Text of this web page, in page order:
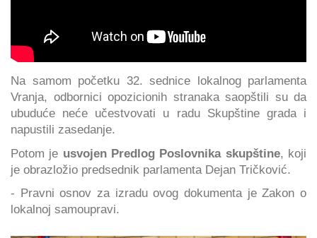
Na samom početku 32. sednice lokalnog parlamenta
Vranja, odbornici opozicionih stranaka saopštili su da
ubuduće neće učestvovati u radu Skupštine grada i
napustili zasedanje.
Potom je usvojen Predlog Poslovnika skupštine, koji
je obrazložio predsednik parlamenta Dejan Tričković.
- Pravni osnov za izradu ovog dokumenta je Zakon o
lokalnoj samoupravi.